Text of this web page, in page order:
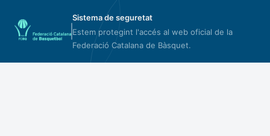
Sistema de seguretat
Estem protegint l'accés al web oficial de la
Federació Catalana de Bàsquet.